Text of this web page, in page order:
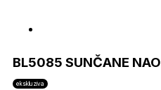
BL5085 SUNČANE
ekskluziva